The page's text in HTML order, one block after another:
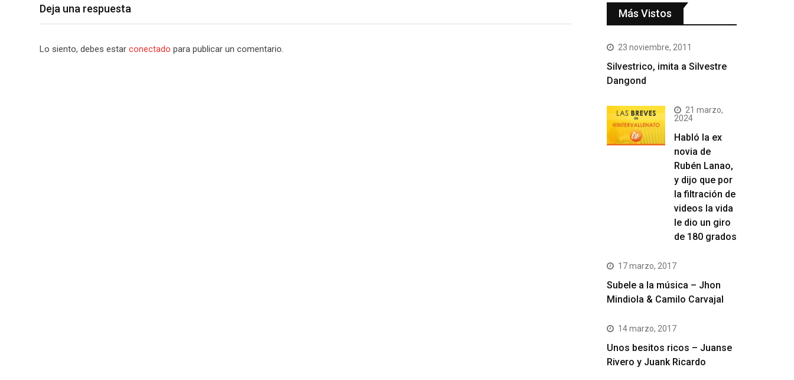
Deja una respuesta
Lo siento, debes estar conectado para publicar un comentario.
Más Vistos
23 noviembre, 2011
Silvestrico, imita a Silvestre
Dangond
21 marzo,
2024
Habló la ex
novia de
Rubén Lanao,
y dijo que por
la filtración de
videos la vida
le dio un giro
de 180 grados
17 marzo, 2017
Subele a la música – Jhon
Mindiola & Camilo Carvajal
14 marzo, 2017
Unos besitos ricos – Juanse
Rivero y Juank Ricardo